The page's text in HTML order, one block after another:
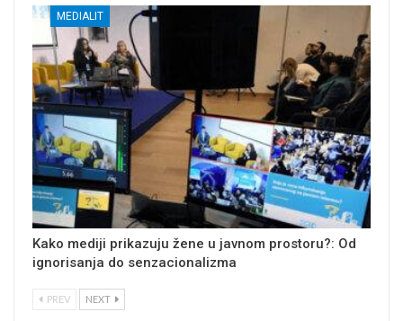
MEDIALIT
Kako mediji prikazuju žene u javnom prostoru?: Od
ignorisanja do senzacionalizma
PREV NEXT